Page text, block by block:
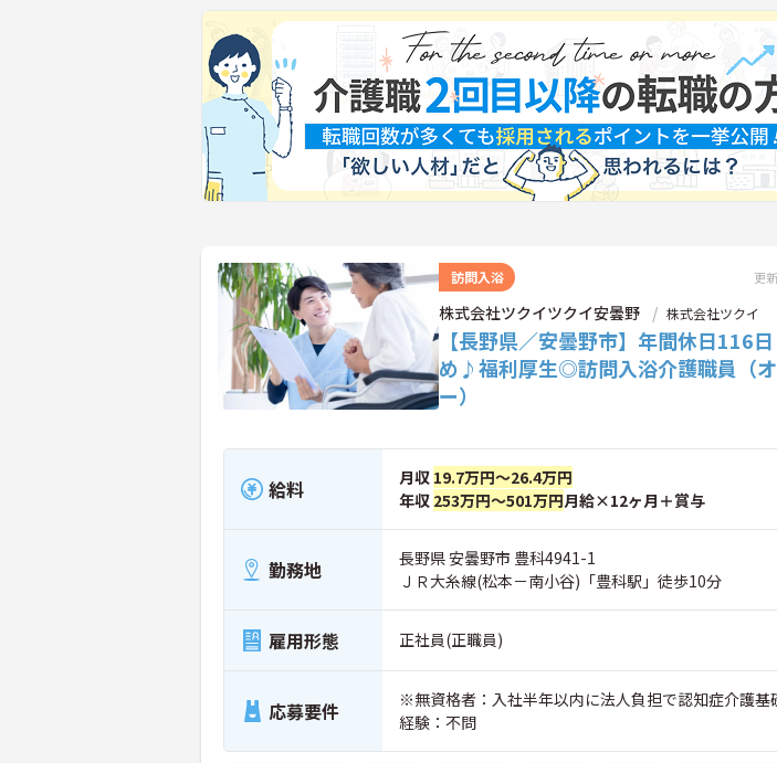
訪問入浴 更
株式会社ツクイツクイ安曇野 株式会社ツクイ
【長野県／安曇野市】年間休日116
め♪福利厚生◎訪問入浴介護職員（
ー）
給料 月収 19.7万円～26.4万円
年収 253万円～501万円月給×12ヶ月＋賞与
勤務地
長野県 安曇野市 豊科4941-1
ＪＲ大糸線(松本－南小谷)「豊科駅」徒歩10分
雇用形態 正社員(正職員)
応募要件
※無資格者：入社半年以内に法人負担で認知症介護
経験：不問